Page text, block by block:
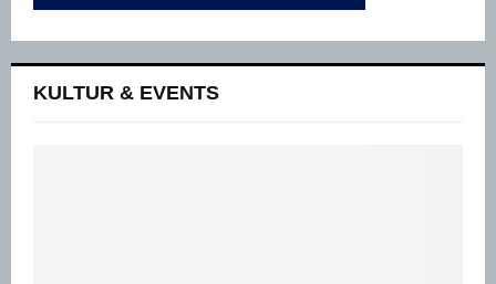
KULTUR & EVENTS